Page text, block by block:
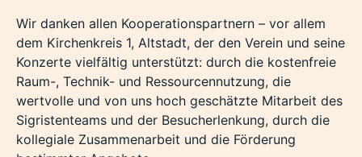
Wir danken allen Kooperationspartnern – vor allem
dem Kirchenkreis 1, Altstadt, der den Verein und seine
Konzerte vielfältig unterstützt: durch die kostenfreie
Raum-, Technik- und Ressourcennutzung, die
wertvolle und von uns hoch geschätzte Mitarbeit des
Sigristenteams und der Besucherlenkung, durch die
kollegiale Zusammenarbeit und die Förderung